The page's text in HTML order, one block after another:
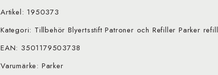
Artikel: 1950373
Kategori: Tillbehör Blyertsstift Patroner och Refiller Parker refill
EAN: 3501179503738
Varumärke: Parker